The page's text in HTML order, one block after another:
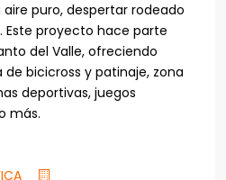
puro, despertar rodeado
Este proyecto hace parte
del Valle, ofreciendo
bicicross y patinaje, zona
deportivas, juegos
más.